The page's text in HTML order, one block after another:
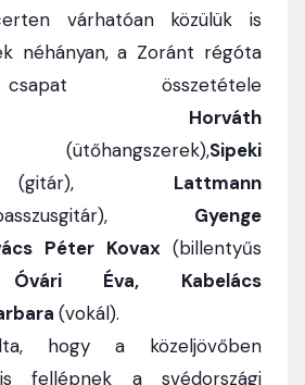
várhatóan közülük is
néhányan, a Zoránt régóta
összetétele
Horváth
(ütőhangszerek),Sipeki
(gitár), Lattmann
Gyenge
Péter Kovax (billentyűs
Óvári Éva, Kabelács
(vokál).
hogy a közeljövőben
fellépnek a svédországi